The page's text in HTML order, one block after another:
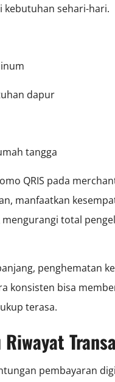
kebutuhan sehari-hari.
dapur
tangga
QRIS pada
manfaatkan
total
penghematan
konsisten bisa
terasa.
pembayaran